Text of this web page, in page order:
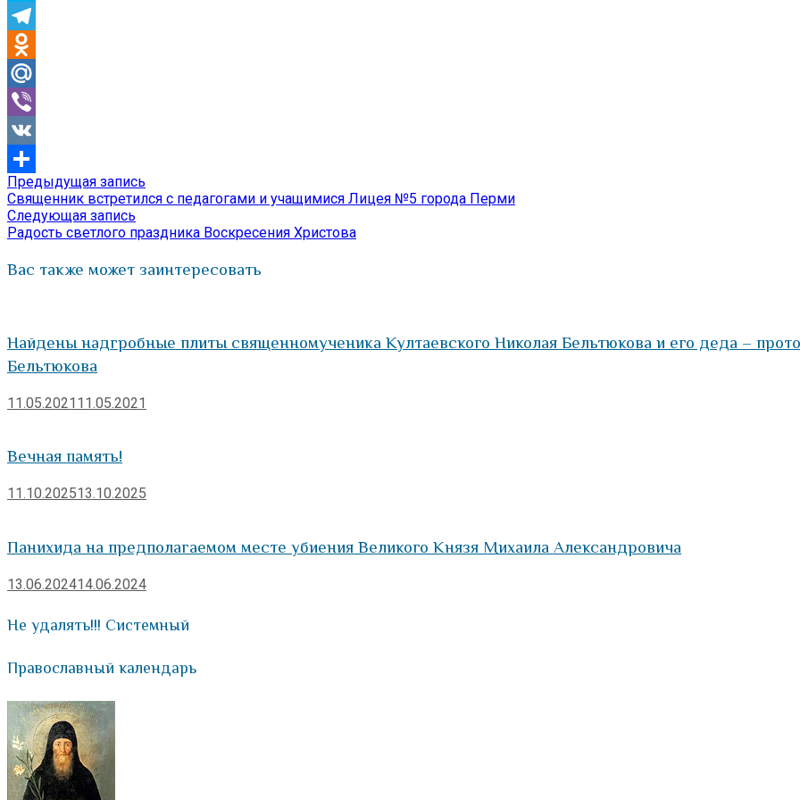
Skype
Telegram
Odnoklassniki
Mail.Ru
Viber
VK
Отправить
Навигация
по
записям
Предыдущая запись
запись:
Священник встретился с педагогами и учащимися Лицея №5 города Перми
Следующая запись
запись:
Радость светлого праздника Воскресения Христова
Вас также может заинтересовать
Найдены надгробные плиты священномученика Култаевского Николая Бельтюкова и его деда –
Бельтюкова
11.05.2021 11.05.2021
Вечная память!
11.10.202513.10.2025
Панихида на предполагаемом месте убиения Великого Князя Михаила Александровича
13.06.202414.06.2024
Не удалять!!! Системный
Православный календарь